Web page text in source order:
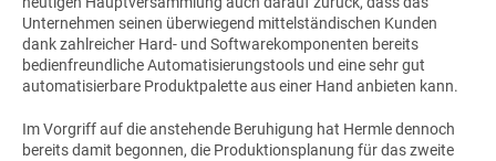
Unternehmen seinen überwiegend mittelständischen Kunden
dank zahlreicher Hard- und Softwarekomponenten bereits
bedienfreundliche Automatisierungstools und eine sehr gut
automatisierbare Produktpalette aus einer Hand anbieten kann.
Im Vorgriff auf die anstehende Beruhigung hat Hermle dennoch
bereits damit begonnen, die Produktionsplanung für das zweite